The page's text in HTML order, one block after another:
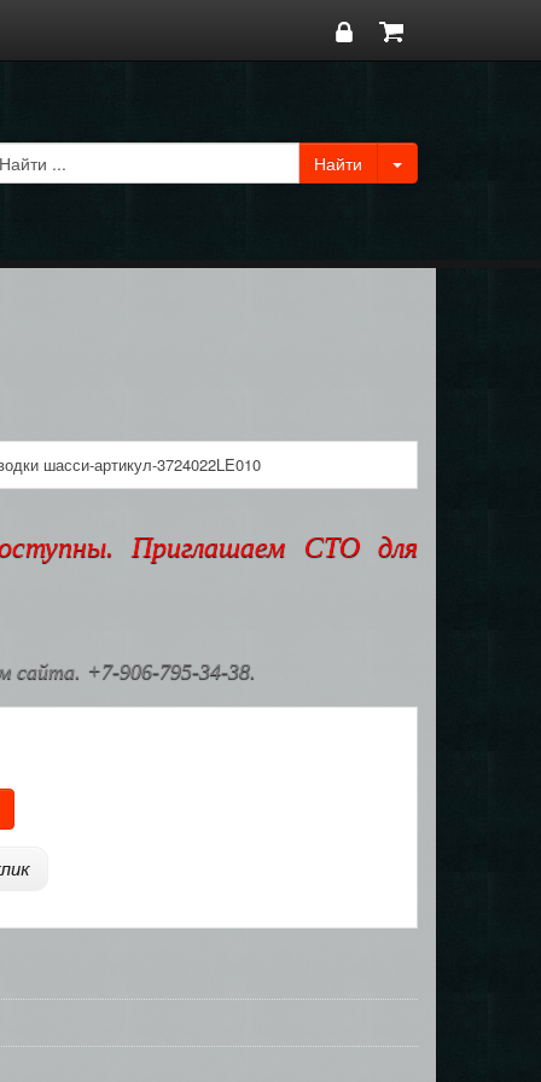
шасси-артикул-3724022LE010
Приглашаем СТО для
сайта. +7-906-795-34-38.